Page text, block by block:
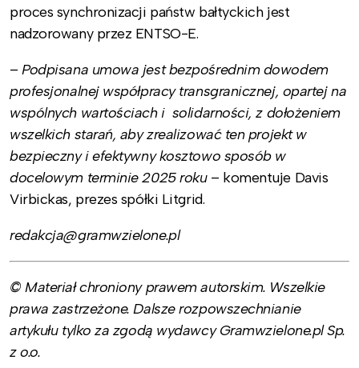
proces synchronizacji państw bałtyckich jest
nadzorowany przez ENTSO-E.
–Podpisana umowa jest bezpośrednim dowodem
profesjonalnej współpracy transgranicznej, opartej na
wspólnych wartościach i solidarności, z dołożeniem
wszelkich starań, aby zrealizować ten projekt w
bezpieczny i efektywny kosztowo sposób w
docelowym terminie 2025 roku – komentuje Davis
Virbickas, prezes spółki Litgrid.
redakcja@gramwzielone.pl
© Materiał chroniony prawem autorskim. Wszelkie
prawa zastrzeżone. Dalsze rozpowszechnianie
artykułu tylko za zgodą wydawcy Gramwzielone.pl Sp.
z o.o.